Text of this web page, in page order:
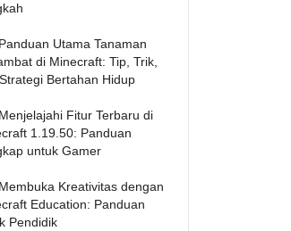
Panduan Utama Tanaman
di Minecraft: Tip, Trik,
Bertahan Hidup
Menjelajahi Fitur Terbaru di
1.19.50: Panduan
untuk Gamer
Membuka Kreativitas dengan
Education: Panduan
Pendidik